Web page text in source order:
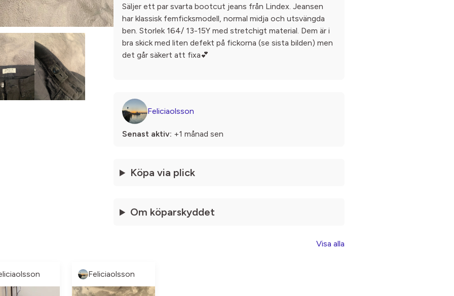
Säljer ett par svarta bootcut jeans från Lindex. Jeansen
har klassisk femficksmodell, normal midja och utsvängda
ben. Storlek 164/ 13-15Y med stretchigt material. Dem är i
bra skick med liten defekt på fickorna (se sista bilden) men
det går säkert att fixa💕
Feliciaolsson
Senast aktiv: +1 månad sen
Köpa via plick
Om köparskyddet
Visa alla
Feliciaolsson